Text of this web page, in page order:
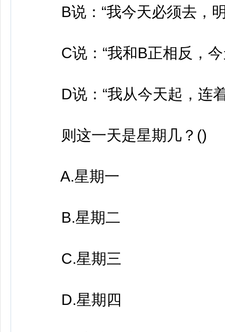
B说：“我今天必须去，明
C说：“我和B正相反，今
D说：“我从今天起，连着
则这一天是星期几？()
A.星期一
B.星期二
C.星期三
D.星期四